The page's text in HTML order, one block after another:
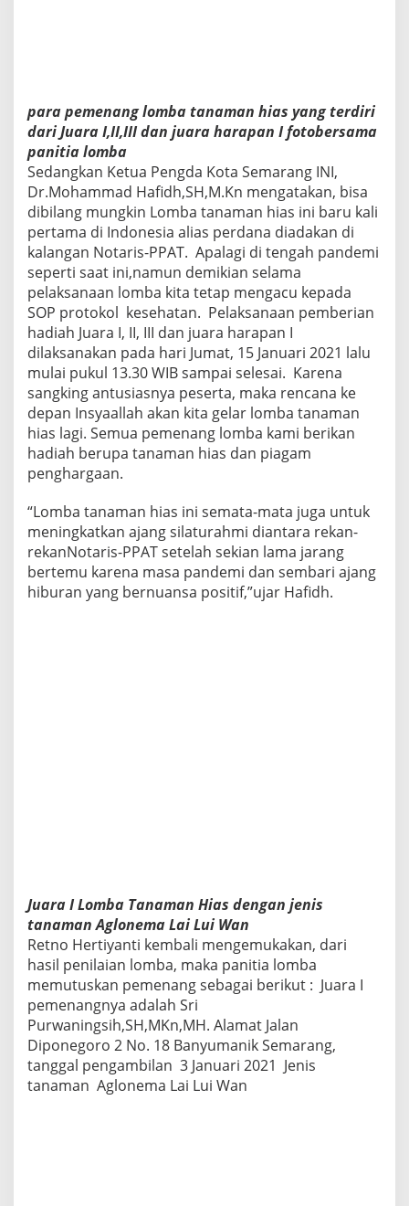
para pemenang lomba tanaman hias yang terdiri
dari Juara I,II,III dan juara harapan I fotobersama
panitia lomba
Sedangkan Ketua Pengda Kota Semarang INI,
Dr.Mohammad Hafidh,SH,M.Kn mengatakan, bisa
dibilang mungkin Lomba tanaman hias ini baru kali
pertama di Indonesia alias perdana diadakan di
kalangan Notaris-PPAT. Apalagi di tengah pandemi
seperti saat ini,namun demikian selama
pelaksanaan lomba kita tetap mengacu kepada
SOP protokol kesehatan. Pelaksanaan pemberian
hadiah Juara I, II, III dan juara harapan I
dilaksanakan pada hari Jumat, 15 Januari 2021 lalu
mulai pukul 13.30 WIB sampai selesai. Karena
sangking antusiasnya peserta, maka rencana ke
depan Insyaallah akan kita gelar lomba tanaman
hias lagi. Semua pemenang lomba kami berikan
hadiah berupa tanaman hias dan piagam
penghargaan.
“Lomba tanaman hias ini semata-mata juga untuk
meningkatkan ajang silaturahmi diantara rekan-
rekanNotaris-PPAT setelah sekian lama jarang
bertemu karena masa pandemi dan sembari ajang
hiburan yang bernuansa positif,”ujar Hafidh.
Juara I Lomba Tanaman Hias dengan jenis
tanaman Aglonema Lai Lui Wan
Retno Hertiyanti kembali mengemukakan, dari
hasil penilaian lomba, maka panitia lomba
memutuskan pemenang sebagai berikut : Juara I
pemenangnya adalah Sri
Purwaningsih,SH,MKn,MH. Alamat Jalan
Diponegoro 2 No. 18 Banyumanik Semarang,
tanggal pengambilan 3 Januari 2021 Jenis
tanaman Aglonema Lai Lui Wan